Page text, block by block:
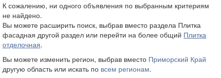
К сожалению, ни одного объявления по выбранным критериям
не найдено.
Вы можете расширить поиск, выбрав вместо раздела Плитка
фасадная другой раздел или перейти на более общий Плитка
отделочная.
Вы можете изменить регион, выбрав вместо Приморский Край
другую область или искать по всем регионам.